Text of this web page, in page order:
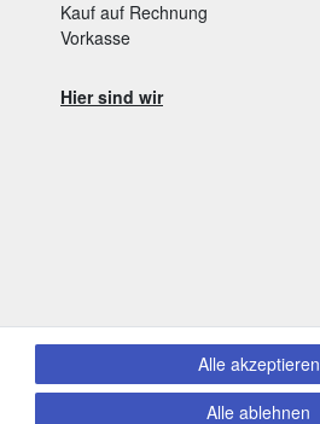
Kauf auf Rechnung
Vorkasse
Hier sind wir
Alle akzeptieren
Alle ablehnen